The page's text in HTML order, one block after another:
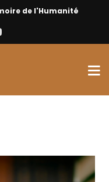
de l'Humanité